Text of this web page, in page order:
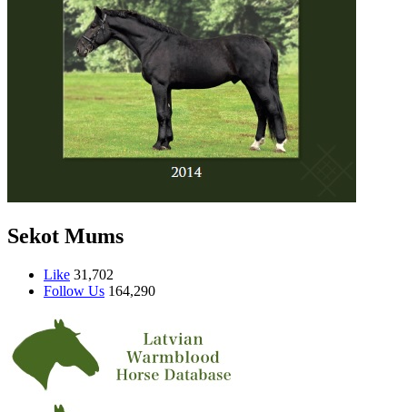
Sekot Mums
Like 31,702
Follow Us 164,290